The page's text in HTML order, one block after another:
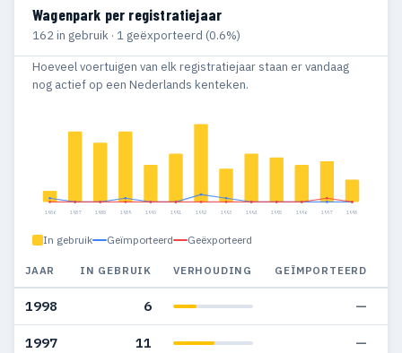
Wagenpark per registratiejaar
162 in gebruik · 1 geëxporteerd (0.6%)
Hoeveel voertuigen van elk registratiejaar staan er vandaag
nog actief op een Nederlands kenteken.
1986 1987 1988 1989 1990 1991 1992 1993 1994 1995 1996 1997 1998
In gebruik Geïmporteerd Geëxporteerd
JAAR IN GEBRUIK VERHOUDING GEÏMPORTEERD
1998 6 —
1997 11 —